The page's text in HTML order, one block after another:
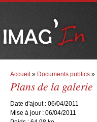
Accueil » Documents publics »
Plans de la galerie
Date d'ajout : 06/04/2011
Mise à jour : 06/04/2011